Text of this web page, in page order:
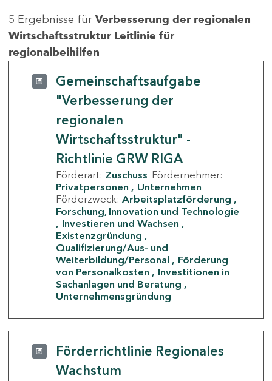
5 Ergebnisse für Verbesserung der regionalen
Wirtschaftsstruktur Leitlinie für
regionalbeihilfen
Gemeinschaftsaufgabe
"Verbesserung der
regionalen
Wirtschaftsstruktur" -
Richtlinie GRW RIGA
Förderart: Zuschuss Fördernehmer:
Privatpersonen
Unternehmen
Förderzweck: Arbeitsplatzförderung
Forschung, Innovation und Technologie
Investieren und Wachsen
Existenzgründung
Qualifizierung/Aus- und
Weiterbildung/Personal
Förderung
von Personalkosten
Investitionen in
Sachanlagen und Beratung
Unternehmensgründung
Förderrichtlinie Regionales
Wachstum